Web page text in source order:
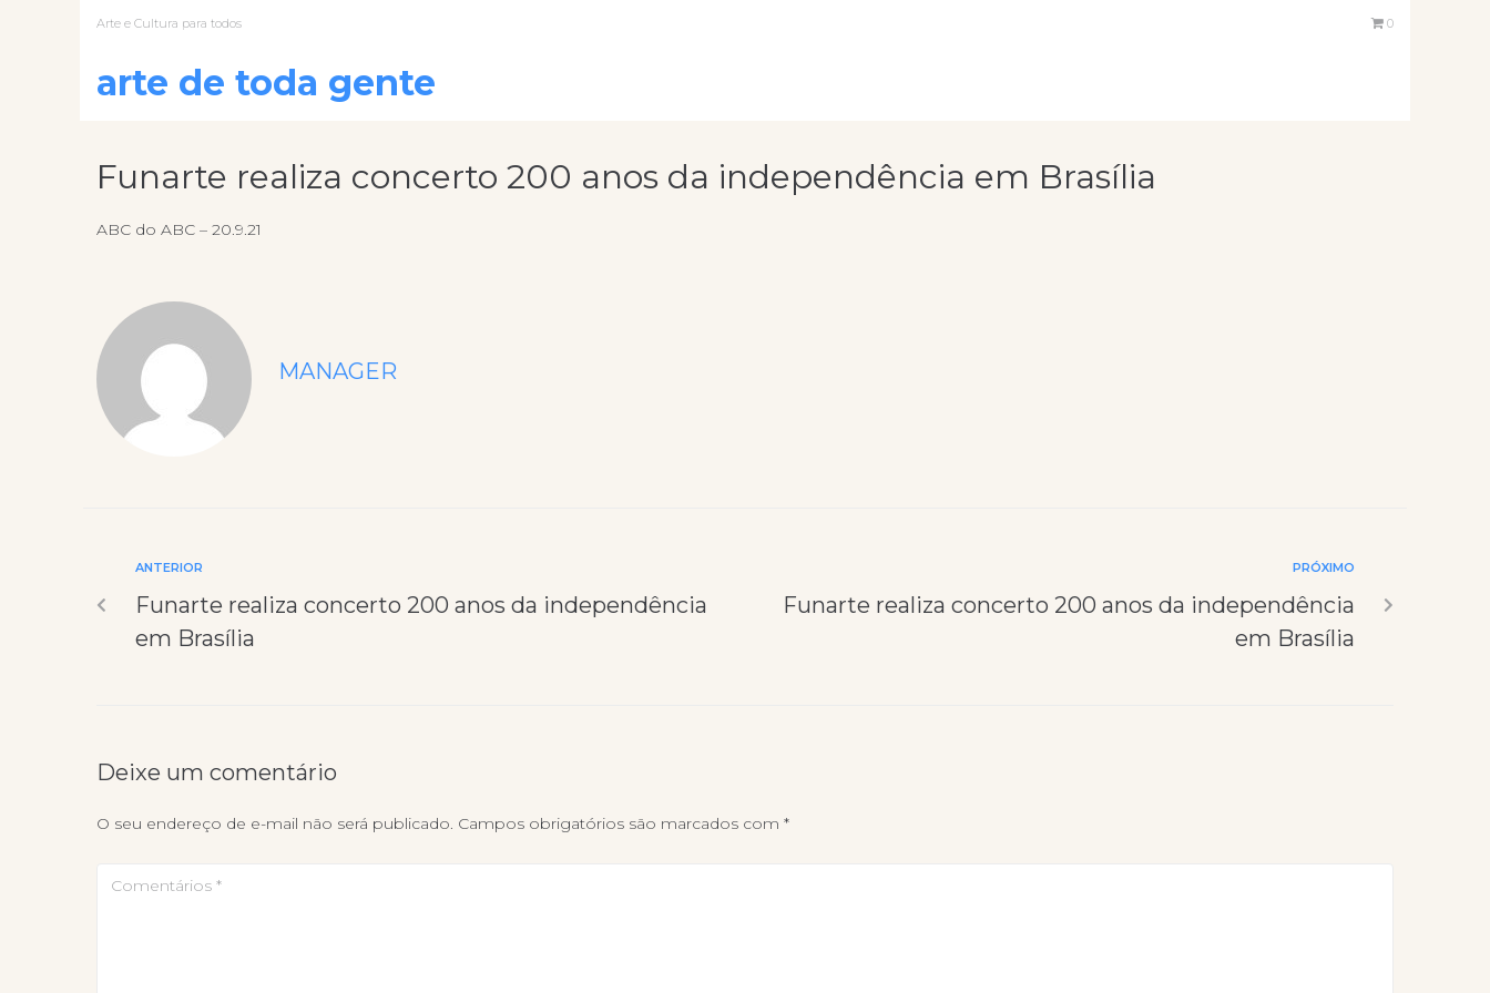
Arte e Cultura para todos 0
arte de toda gente
Funarte realiza concerto 200 anos da independência em Brasília
ABC do ABC – 20.9.21
MANAGER
ANTERIOR
Funarte realiza concerto 200 anos da independência
em Brasília
PRÓXIMO
Funarte realiza concerto 200 anos da independência
em Brasília
Deixe um comentário
O seu endereço de e-mail não será publicado. Campos obrigatórios são marcados com *